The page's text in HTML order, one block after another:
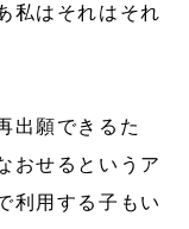
私はそれはそれ
出願できるた
おせるというア
利用する子もい